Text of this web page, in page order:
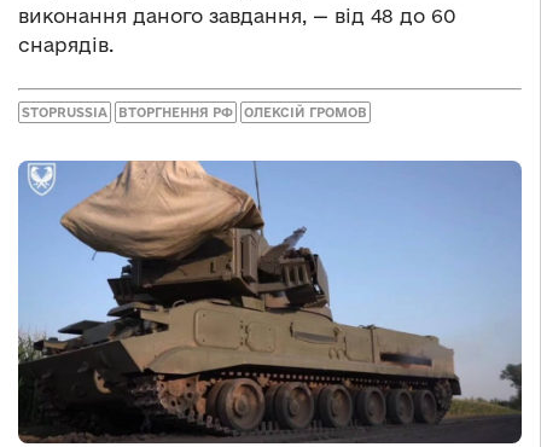
виконання даного завдання, — від 48 до 60
снарядів.
STOPRUSSIA ВТОРГНЕННЯ РФ ОЛЕКСІЙ ГРОМОВ